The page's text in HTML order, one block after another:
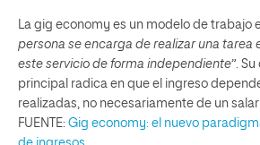
La gig economy es un modelo de trabajo
persona se encarga de realizar una tarea
este servicio de forma independiente” .
principal radica en que el ingreso
realizadas, no necesariamente de un
FUENTE: Gig economy: el nuevo